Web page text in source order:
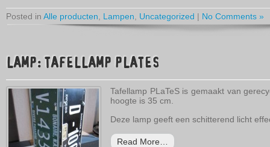
Posted in Alle producten Lampen Uncategorized | No Comments »
LAMP: TAFELLAMP PLATES
Tafellamp PLaTeS is gemaakt van
hoogte is 35 cm.
Deze lamp geeft een schitterend licht
Read More…